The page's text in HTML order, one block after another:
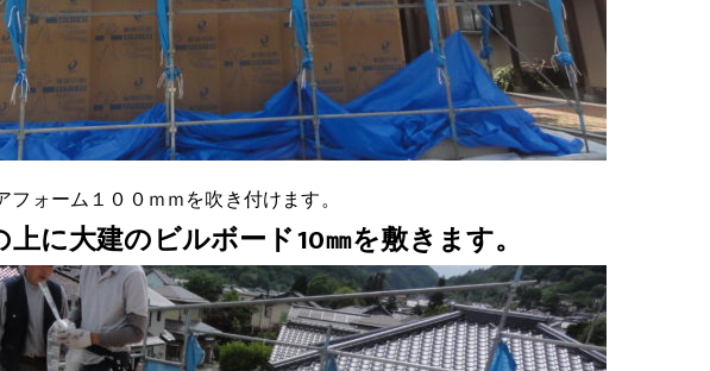
ォーム１００ｍｍを吹き付けます。
に大建のビルボード10㎜を敷きます。